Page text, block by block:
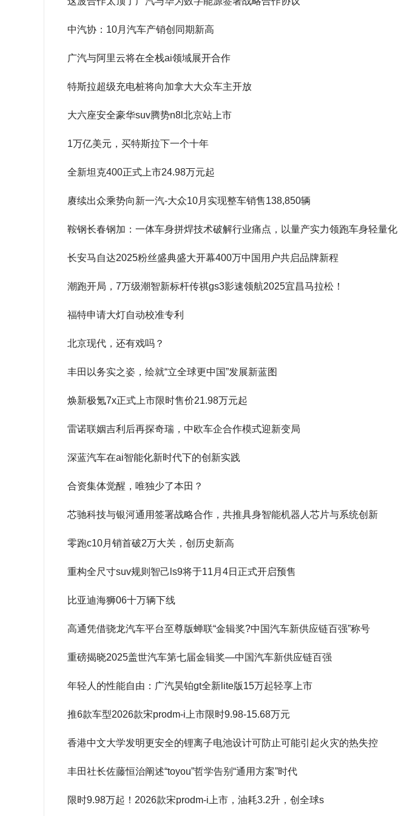
中汽协：10月汽车产销创同期新高
广汽与阿里云将在全栈ai领域展开合作
特斯拉超级充电桩将向加拿大大众车主开放
大六座安全豪华suv腾势n8l北京站上市
1万亿美元，买特斯拉下一个十年
全新坦克400正式上市24.98万元起
赓续出众乘势向新一汽-大众10月实现整车销售138,850辆
鞍钢长春钢加：一体车身拼焊技术破解行业痛点，以量产实力领跑车身轻量化
长安马自达2025粉丝盛典盛大开幕400万中国用户共启品牌新程
潮跑开局，7万级潮智新标杆传祺gs3影速领航2025宜昌马拉松！
福特申请大灯自动校准专利
北京现代，还有戏吗？
丰田以务实之姿，绘就“立全球更中国”发展新蓝图
焕新极氪7x正式上市限时售价21.98万元起
雷诺联姻吉利后再探奇瑞，中欧车企合作模式迎新变局
深蓝汽车在ai智能化新时代下的创新实践
合资集体觉醒，唯独少了本田？
芯驰科技与银河通用签署战略合作，共推具身智能机器人芯片与系统创新
零跑c10月销首破2万大关，创历史新高
重构全尺寸suv规则智己ls9将于11月4日正式开启预售
比亚迪海狮06十万辆下线
高通凭借骁龙汽车平台至尊版蝉联“金辑奖?中国汽车新供应链百强”称号
重磅揭晓2025盖世汽车第七届金辑奖—中国汽车新供应链百强
年轻人的性能自由：广汽昊铂gt全新lite版15万起轻享上市
推6款车型2026款宋prodm-i上市限时9.98-15.68万元
香港中文大学发明更安全的锂离子电池设计可防止可能引起火灾的热失控
丰田社长佐藤恒治阐述“toyou”哲学告别“通用方案”时代
限时9.98万起！2026款宋prodm-i上市，油耗3.2升，创全球s